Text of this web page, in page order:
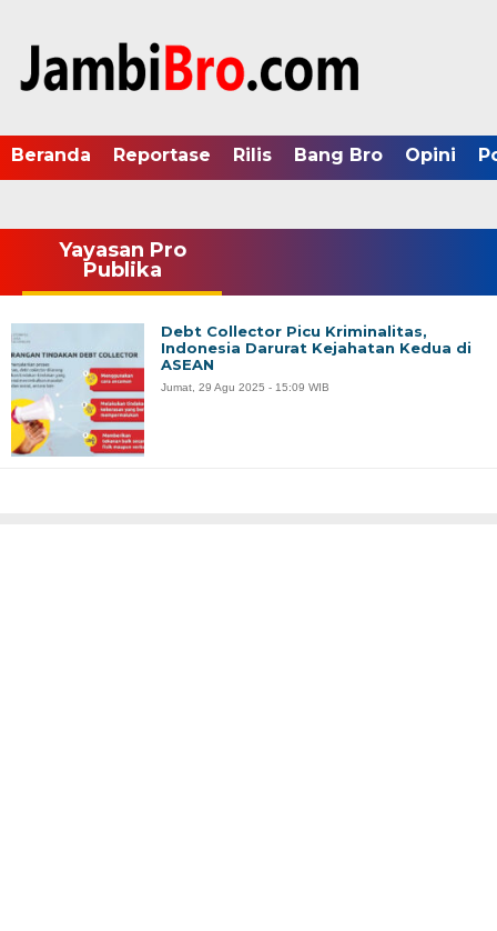
Beranda Reportase Rilis Bang Bro Opini
Yayasan Pro
Publika
Debt Collector Picu Kriminalitas,
Indonesia Darurat Kejahatan Kedua di
ASEAN
Jumat, 29 Agu 2025 - 15:09 WIB